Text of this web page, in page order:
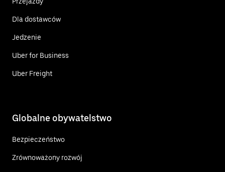
Dla dostawców
Jedzenie
Uber for Business
Uber Freight
Globalne obywatelstwo
Bezpieczeństwo
Zrównoważony rozwój